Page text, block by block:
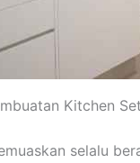
Kitchen
selalu